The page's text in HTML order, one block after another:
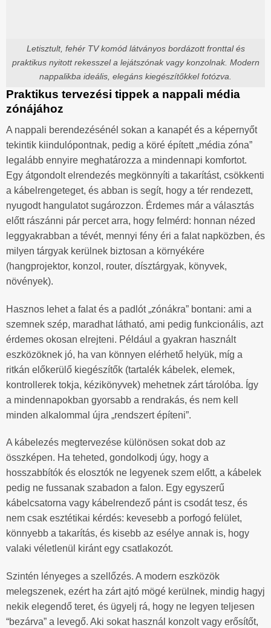
Letisztult, fehér TV komód látványos bordázott fronttal és
praktikus nyitott rekesszel a lejátszónak vagy konzolnak. Modern
nappalikba ideális, elegáns kiegészítőkkel fotózva.
Praktikus tervezési tippek a nappali média
zónájához
A nappali berendezésénél sokan a kanapét és a képernyőt
tekintik kiindulópontnak, pedig a köré épített „média zóna”
legalább ennyire meghatározza a mindennapi komfortot.
Egy átgondolt elrendezés megkönnyíti a takarítást, csökkenti
a kábelrengeteget, és abban is segít, hogy a tér rendezett,
nyugodt hangulatot sugározzon. Érdemes már a választás
előtt rászánni pár percet arra, hogy felmérd: honnan nézed
leggyakrabban a tévét, mennyi fény éri a falat napközben, és
milyen tárgyak kerülnek biztosan a környékére
(hangprojektor, konzol, router, dísztárgyak, könyvek,
növények).
Hasznos lehet a falat és a padlót „zónákra” bontani: ami a
szemnek szép, maradhat látható, ami pedig funkcionális, azt
érdemes okosan elrejteni. Például a gyakran használt
eszközöknek jó, ha van könnyen elérhető helyük, míg a
ritkán előkerülő kiegészítők (tartalék kábelek, elemek,
kontrollerek tokja, kézikönyvek) mehetnek zárt tárolóba. Így
a mindennapokban gyorsabb a rendrakás, és nem kell
minden alkalommal újra „rendszert építeni”.
A kábelezés megtervezése különösen sokat dob az
összképen. Ha teheted, gondolkodj úgy, hogy a
hosszabbítók és elosztók ne legyenek szem előtt, a kábelek
pedig ne fussanak szabadon a falon. Egy egyszerű
kábelcsatorna vagy kábelrendező pánt is csodát tesz, és
nem csak esztétikai kérdés: kevesebb a porfogó felület,
könnyebb a takarítás, és kisebb az esélye annak is, hogy
valaki véletlenül kiránt egy csatlakozót.
Szintén lényeges a szellőzés. A modern eszközök
melegszenek, ezért ha zárt ajtó mögé kerülnek, mindig hagyj
nekik elegendő teret, és ügyelj rá, hogy ne legyen teljesen
“bezárva” a levegő. Aki sokat használ konzolt vagy erősítőt,